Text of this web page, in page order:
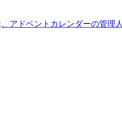
、アドベントカレンダーの管理